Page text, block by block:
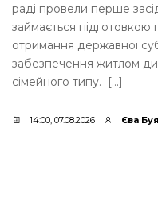
раді провели перше
займається
отримання державної
забезпечення житлом
сімейного типу. […]
14:00, 07.08.2026 Єва